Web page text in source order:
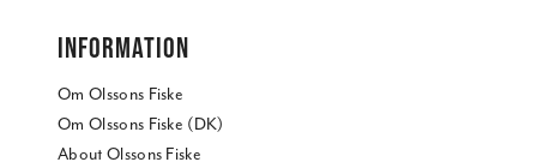
INFORMATION
Om Olssons Fiske
Om Olssons Fiske (DK)
About Olssons Fiske